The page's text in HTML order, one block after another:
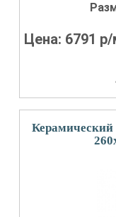
Цена: 6791
Керамический